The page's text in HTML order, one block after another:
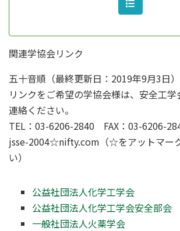
関連学協会リンク
五十音順（最終更新日：2019年9月3日）
リンクをご希望の学協会様は、安全工
連絡ください。
TEL：03-6206-2840 FAX：03-6206-
jsse-2004☆nifty.com（☆をアットマー
い）
公益社団法人化学工学会
公益社団法人化学工学会安全部会
一般社団法人火薬学会